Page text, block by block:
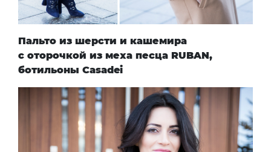
Пальто из шерсти и кашемира
с оторочкой из меха песца RUBAN,
ботильоны Casadei